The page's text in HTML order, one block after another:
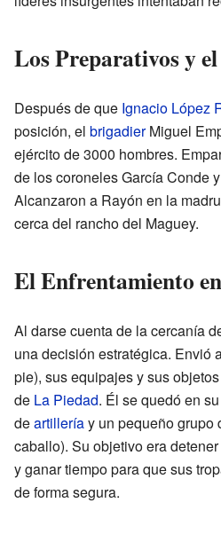
Los Preparativos y
Después de que Ignacio López
posición, el brigadierMiguel
ejército de 3000 hombres.
de los coroneles García Conde
Alcanzaron a Rayón en la
cerca del rancho del Maguey.
El Enfrentamiento
Al darse cuenta de la cercanía
una decisión estratégica. Envió
pie), sus equipajes y sus
de La Piedad. Él se quedó en
deartilleríay un pequeño grupo
caballo). Su objetivo era
y ganar tiempo para que sus
de forma segura.